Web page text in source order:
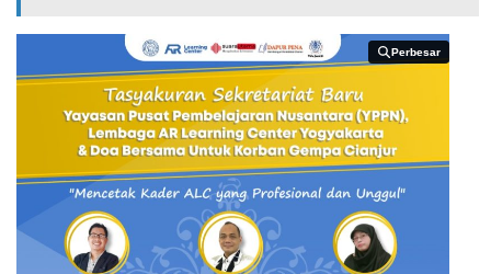
Perbesar
Perbesar